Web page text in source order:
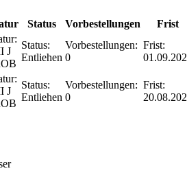
Status Vorbestellungen
Frist
J
Status:
Entliehen
Vorbestellungen:
0
Frist:
J
Status:
Entliehen
Vorbestellungen:
0
Frist: